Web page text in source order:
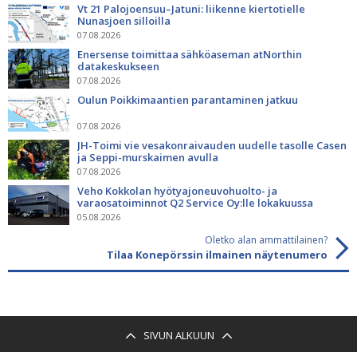
Vt 21 Palojoensuu–Jatuni: liikenne kiertotielle
Nunasjoen silloilla
07.08.2026
Enersense toimittaa sähköaseman atNorthin
datakeskukseen
07.08.2026
Oulun Poikkimaantien parantaminen jatkuu
07.08.2026
JH-Toimi vie vesakonraivauden uudelle tasolle Casen
ja Seppi-murskaimen avulla
07.08.2026
Veho Kokkolan hyötyajoneuvohuolto- ja
varaosatoiminnot Q2 Service Oy:lle lokakuussa
05.08.2026
Oletko alan ammattilainen?
Tilaa Konepörssin ilmainen näytenumero
SIVUN ALKUUN